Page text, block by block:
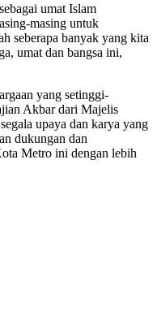
umat Islam
masing untuk
seberapa banyak yang kita
umat dan bangsa ini,
yang setinggi-
Akbar dari Majelis
upaya dan karya yang
dukungan dan
Metro ini dengan lebih